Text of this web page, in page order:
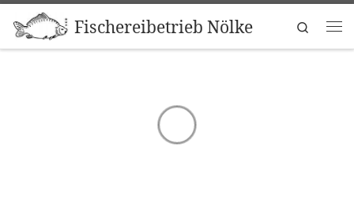
Zum Inhalt springen
Fischereibetrieb Nölke Search